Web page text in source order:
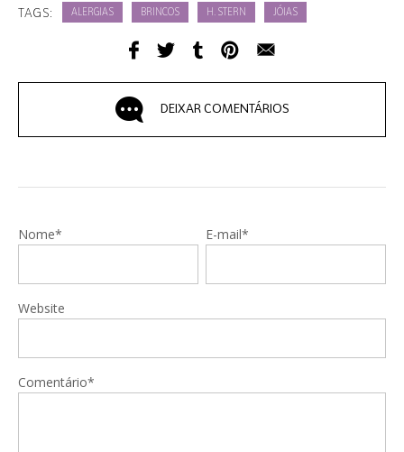
TAGS: ALERGIAS BRINCOS H. STERN JÓIAS
DEIXAR COMENTÁRIOS
Nome* E-mail*
Website
Comentário*